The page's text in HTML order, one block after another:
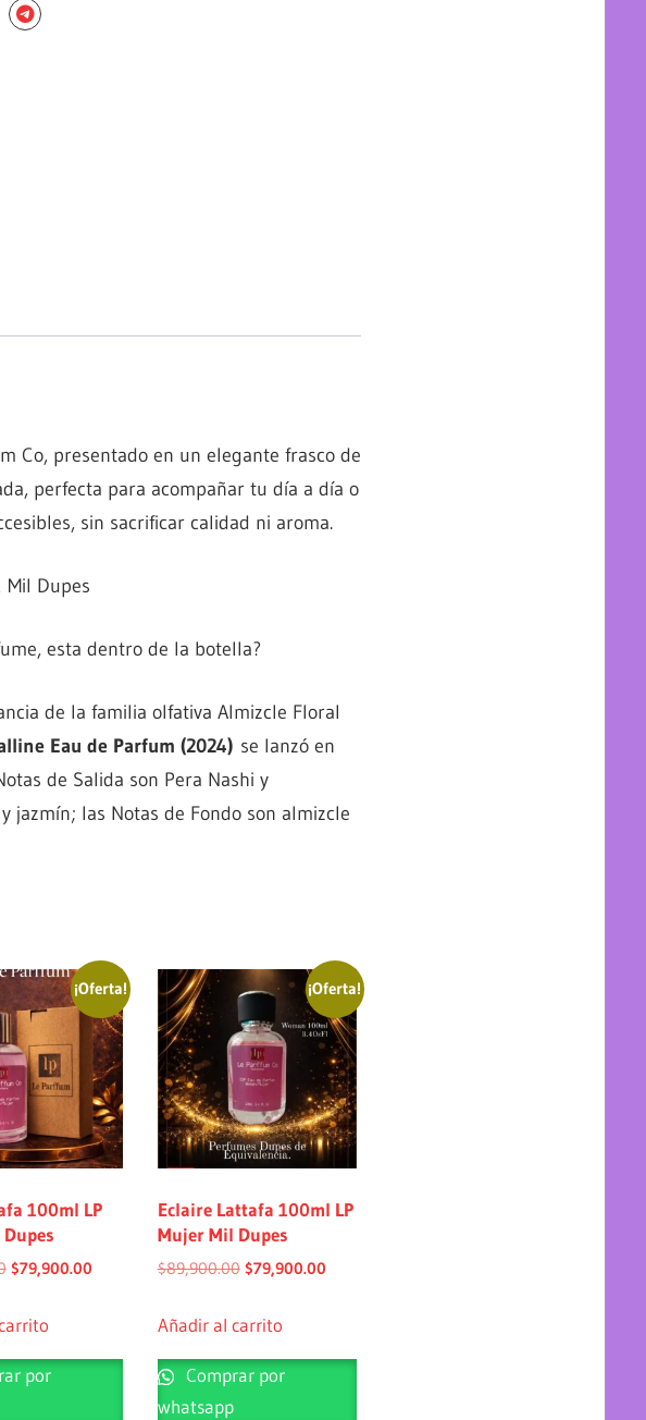
Co, presentado en un elegante frasco de
perfecta para acompañar tu día a día o
sin sacrificar calidad ni aroma.
Mil Dupes
esta dentro de la botella?
de la familia olfativa Almizcle Floral
Eau de Parfum (2024)se lanzó en
de Salida son Pera Nashi y
jazmín; las Notas de Fondo son almizcle
¡Oferta!
100ml LP
$79,900.00
por
¡Oferta!
Eclaire Lattafa 100ml LP
Mujer Mil Dupes
$89,900.00 $79,900.00
Añadir al carrito
Comprar por
whatsapp